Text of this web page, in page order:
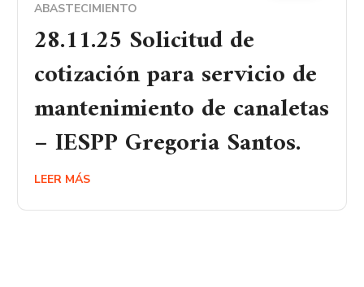
ABASTECIMIENTO
28.11.25 Solicitud de
cotización para servicio de
mantenimiento de canaletas
– IESPP Gregoria Santos.
LEER MÁS